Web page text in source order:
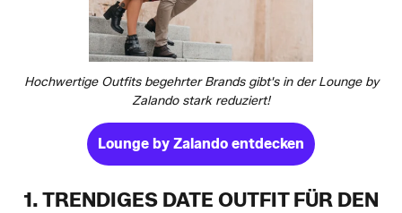
Hochwertige Outfits begehrter Brands gibt's in der Lounge by
Zalando stark reduziert!
Lounge by Zalando entdecken
1. TRENDIGES DATE OUTFIT FÜR DEN